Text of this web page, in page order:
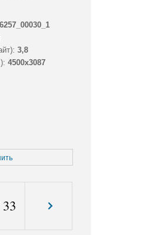
3,8
4500x3087
33